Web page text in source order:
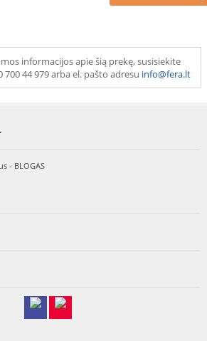
informacijos apie šią prekę, susisiekite
44 979 arba el. pašto adresu info@fera.lt
- BLOGAS